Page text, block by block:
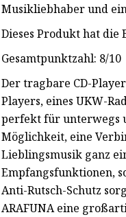
Musikliebhaber und
Dieses Produkt hat die
Gesamtpunktzahl: 8/10
Der tragbare CD-
Players, eines UKW-
perfekt für unterwegs
Möglichkeit, eine
Lieblingsmusik ganz
Empfangsfunktionen,
Anti-Rutsch-Schutz
ARAFUNA eine